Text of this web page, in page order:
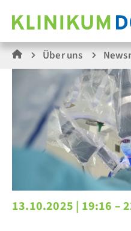
Über uns
13.10.2025 | 19:16 –